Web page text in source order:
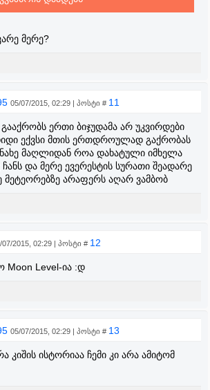
მერე?
05/07/2015, 02:29 | პოსტი # 11
ერთი ბიჯუდამა არ უკვირდები
ექვსი მთის ერთდროულად გაქრობას
ნახე მაღლიდან როა დახატული იმხელა
და მერე ევერესტის სურათი შეადარე
მეტეორებზე არაფერს აღარ ვამბობ
07/2015, 02:29 | პოსტი # 12
Moon Level-ია :დ
05/07/2015, 02:29 | პოსტი # 13
კიშის ისტორიაა ჩემი კი არა ამიტომ